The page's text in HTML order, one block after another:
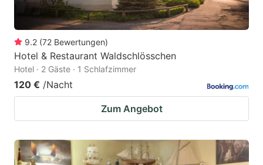
9.2 (72 Bewertungen)
Hotel & Restaurant Waldschlösschen
Hotel · 2 Gäste · 1 Schlafzimmer
120 € /Nacht
Zum Angebot